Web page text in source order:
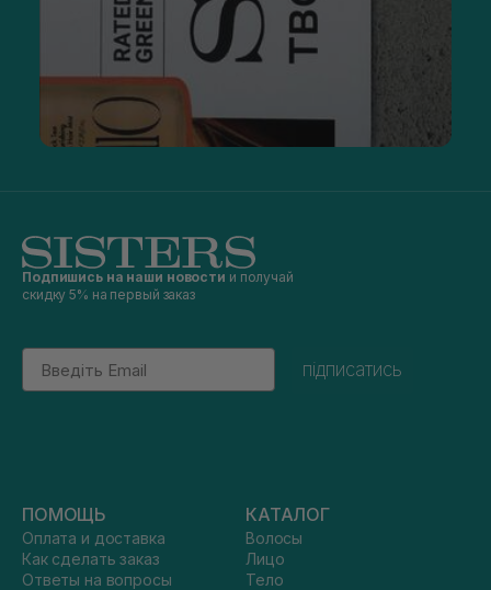
Подпишись на наши новости и получай
скидку 5% на первый заказ
Email
підписатись
ПОМОЩЬ
Оплата и доставка
Как сделать заказ
Ответы на вопросы
КАТАЛОГ
Волосы
Лицо
Тело